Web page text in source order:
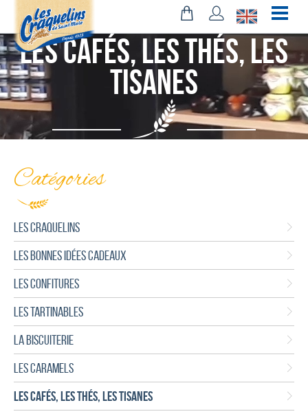
les cafés, Les Thés, les
Tisanes
Catégories
LES CRAQUELINS
LES BONNES IDÉES CADEAUX
LES CONFITURES
LES TARTINABLES
LA BISCUITERIE
LES CARAMELS
LES CAFÉS, LES THÉS, LES TISANES